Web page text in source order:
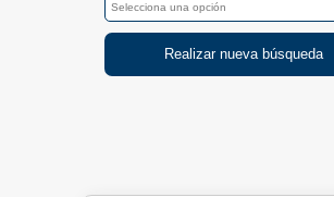
Realizar nueva búsqueda